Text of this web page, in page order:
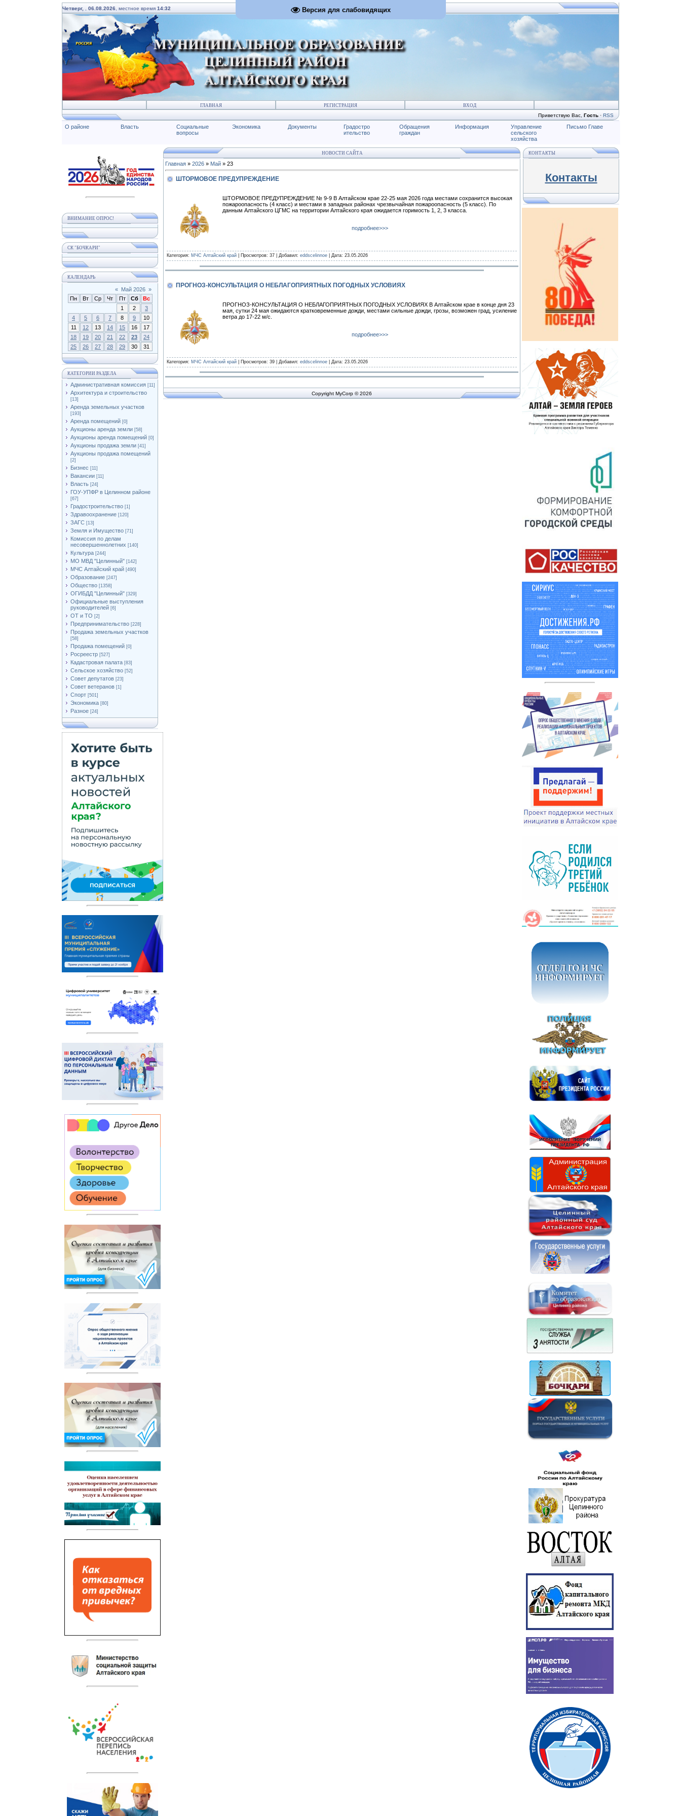
Версия для слабовидящих
Четверг, 06.08.2026 , местное время 14:32
ГЛАВНАЯ РЕГИСТРАЦИЯ ВХОД
Приветствую Вас Гость · RSS
О районе Власть
Социальные
вопросы
Экономика Документы
Градостро
ительство
Обращения
граждан
Информация
Управление
сельского
хозяйства
Письмо Главе
ВНИМАНИЕ ОПРОС!
СК "БОЧКАРИ"
КАЛЕНДАРЬ
« Май 2026 »
Пн
Вт Ср Чт Пт Сб
Вс
1
2
3
4
5 6 7 8 9
10
11
12 13 14 15 16
17
18
19 20 21 22 23
24
25
26 27 28 29 30 31
КАТЕГОРИИ РАЗДЕЛА
Административная комиссия [11]
Архитектура и строительство
[13]
Аренда земельных участков
[193]
Аренда помещений [0]
Аукционы аренда земли [58]
Аукционы аренда помещений [0]
Аукционы продажа земли [41]
Аукционы продажа помещений
[2]
Бизнес [11]
Вакансии [11]
Власть [24]
ГОУ-УПФР в Целинном районе
[67]
Градостроительство [1]
Здравоохранение [120]
ЗАГС [13]
Земля и Имущество [71]
Комиссия по делам
несовершеннолетних [140]
Культура [244]
МО МВД "Целинный" [142]
МЧС Алтайский край [490]
Образование [247]
Общество [1358]
ОГИБДД "Целинный" [329]
Официальные выступления
руководителей [6]
ОТ и ТО [2]
Предпринимательство [228]
Продажа земельных участков
[58]
Продажа помещений [0]
Росреестр [527]
Кадастровая палата [83]
Сельское хозяйство [52]
Совет депутатов [23]
Совет ветеранов [1]
Спорт [501]
Экономика [80]
Разное [24]
НОВОСТИ САЙТА
Главная » 2026 » Май » 23
ШТОРМОВОЕ ПРЕДУПРЕЖДЕНИЕ
ШТОРМОВОЕ ПРЕДУПРЕЖДЕНИЕ № 9-9 В Алтайском крае 22-25 мая 2026 года местами сохранится высокая
пожароопасность (4 класс) и местами в западных районах чрезвычайная пожароопасность (5 класс). По
данным Алтайского ЦГМС на территории Алтайского края ожидается горимость 1, 2, 3 класса.
подробнее>>>
Категория: МЧС Алтайский край | Просмотров: 37 | Добавил: eddscelinnoe | Дата: 23.05.2026
ПРОГНОЗ-КОНСУЛЬТАЦИЯ О НЕБЛАГОПРИЯТНЫХ ПОГОДНЫХ УСЛОВИЯХ
ПРОГНОЗ-КОНСУЛЬТАЦИЯ О НЕБЛАГОПРИЯТНЫХ ПОГОДНЫХ УСЛОВИЯХ В Алтайском крае в конце дня 23
мая, сутки 24 мая ожидаются кратковременные дожди, местами сильные дожди, грозы, возможен град, усиление
ветра до 17-22 м/с.
подробнее>>>
Категория: МЧС Алтайский край | Просмотров: 39 | Добавил: eddscelinnoe | Дата: 23.05.2026
Copyright MyCorp © 2026
КОНТАКТЫ
Контакты